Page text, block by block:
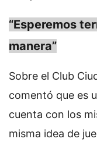
“Esperemos
manera”
Sobre el Club
comentó que es
cuenta con los
misma idea de